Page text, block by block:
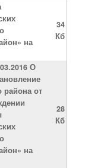
на
34
Кб
О
района от
на
28
Кб